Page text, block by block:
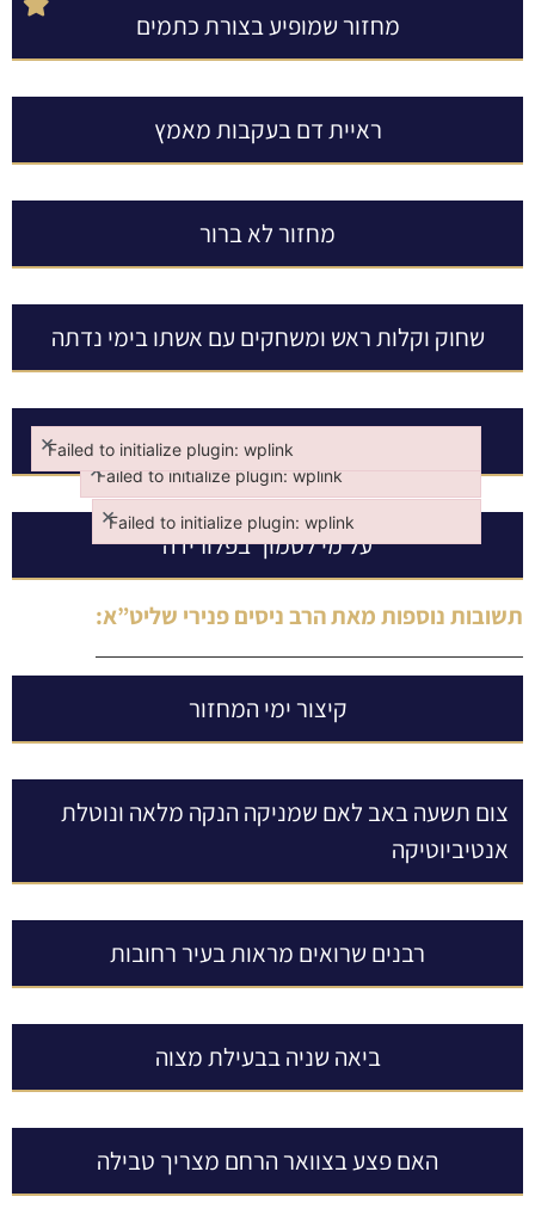
מחזור שמופיע בצורת כתמים
ראיית דם בעקבות מאמץ
מחזור לא ברור
שחוק וקלות ראש ומשחקים עם אשתו בימי נדתה
שאלה חשובה בענייני אישות
על מי לסמוך בפלורידה
תשובות נוספות מאתהרב ניסים פנירי שליט”א:
קיצור ימי המחזור
צום תשעה באב לאם שמניקה הנקה מלאה ונוטלת
אנטיביוטיקה
רבנים שרואים מראות בעיר רחובות
ביאה שניה בבעילת מצוה
האם פצע בצוואר הרחם מצריך טבילה
Failed to initialize plugin: wplink
×
Failed to initialize plugin: wplink
Failed to initialize plugin: wplink
×
Failed to initialize plugin: wplink
Failed to initialize plugin: wplink
×
Failed to initialize plugin: wplink